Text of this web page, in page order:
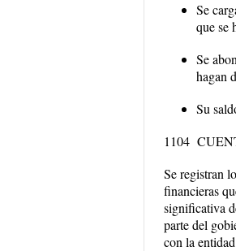
Se
que se
Se
hagan
Su
1104
Se registran
financieras
significativa
parte del
con la